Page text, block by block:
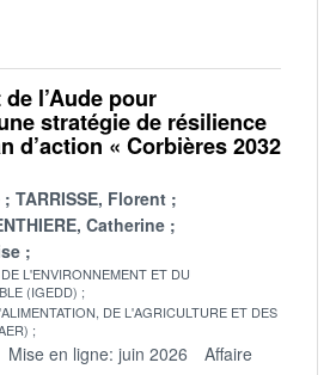
l’Aude pour
stratégie de résilience
d’action « Corbières 2032
TARRISSE, Florent
Catherine
L'ENVIRONNEMENT ET DU
(IGEDD)
DE L'AGRICULTURE ET DES
Mise en ligne: juin 2026
Affaire